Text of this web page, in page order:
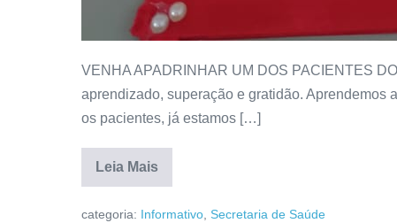
VENHA APADRINHAR UM DOS PACIENTES
aprendizado, superação e gratidão. Aprendemos
os pacientes, já estamos […]
Leia Mais
categoria: Informativo, Secretaria de Saúde